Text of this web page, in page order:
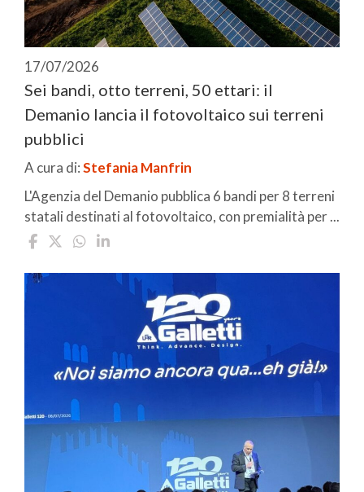
17/07/2026
Sei bandi, otto terreni, 50 ettari: il
Demanio lancia il fotovoltaico sui terreni
pubblici
A cura di:Stefania Manfrin
L'Agenzia del Demanio pubblica 6 bandi per 8 terreni
statali destinati al fotovoltaico, con premialità per ...